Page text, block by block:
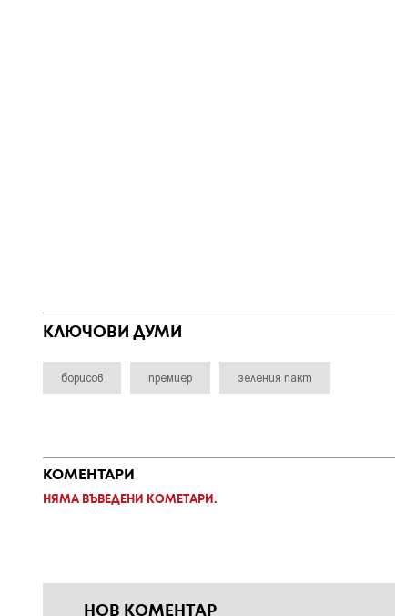
КЛЮЧОВИ ДУМИ
борисов премиер зеления пакт
КОМЕНТАРИ
НЯМА ВЪВЕДЕНИ КОМЕТАРИ.
НОВ КОМЕНТАР